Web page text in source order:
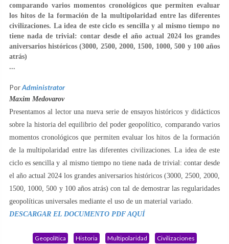
comparando varios momentos cronológicos que permiten evaluar
los hitos de la formación de la multipolaridad entre las diferentes
civilizaciones. La idea de este ciclo es sencilla y al mismo tiempo no
tiene nada de trivial: contar desde el año actual 2024 los grandes
aniversarios históricos (3000, 2500, 2000, 1500, 1000, 500 y 100 años
atrás)
...
PorAdministrator
Maxim Medovarov
Presentamos al lector una nueva serie de ensayos históricos y didácticos
sobre la historia del equilibrio del poder geopolítico, comparando varios
momentos cronológicos que permiten evaluar los hitos de la formación
de la multipolaridad entre las diferentes civilizaciones. La idea de este
ciclo es sencilla y al mismo tiempo no tiene nada de trivial: contar desde
el año actual 2024 los grandes aniversarios históricos (3000, 2500, 2000,
1500, 1000, 500 y 100 años atrás) con tal de demostrar las regularidades
geopolíticas universales mediante el uso de un material variado.
DESCARGAR EL DOCUMENTO PDF AQUÍ
Geopolítica Historia Multipolaridad
Civilizaciones